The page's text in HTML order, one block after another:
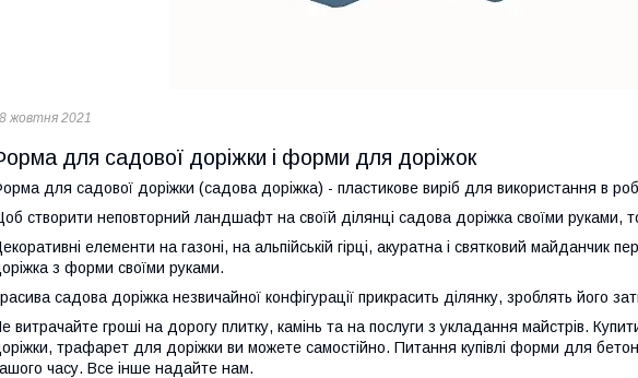
жовтня 2021
для садової доріжки і форми для доріжок
для садової доріжки (садова доріжка) - пластикове виріб для використання в
створити неповторний ландшафт на своїй ділянці садова доріжка своїми руками,
елементи на газоні, на альпійській гірці, акуратна і святковий майданчик
з форми своїми руками.
садова доріжка незвичайної конфігурації прикрасить ділянку, зроблять його
витрачайте гроші на дорогу плитку, камінь та на послуги з укладання майстрів.
трафарет для доріжки ви можете самостійно. Питання купівлі форми для
часу. Все інше надайте нам.